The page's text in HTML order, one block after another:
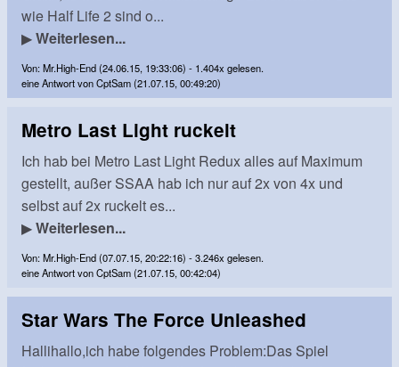
wie Half Life 2 sind o...
▶Weiterlesen...
Von: Mr.High-End (24.06.15, 19:33:06) - 1.404x gelesen.
eine Antwort von CptSam (21.07.15, 00:49:20)
Metro Last Light ruckelt
Ich hab bei Metro Last Light Redux alles auf Maximum
gestellt, außer SSAA hab ich nur auf 2x von 4x und
selbst auf 2x ruckelt es...
▶Weiterlesen...
Von: Mr.High-End (07.07.15, 20:22:16) - 3.246x gelesen.
eine Antwort von CptSam (21.07.15, 00:42:04)
Star Wars The Force Unleashed
Hallihallo,ich habe folgendes Problem:Das Spiel